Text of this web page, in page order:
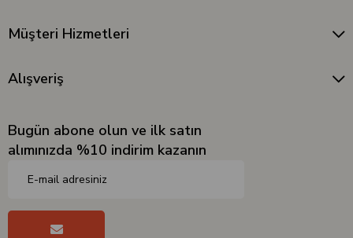
Müşteri Hizmetleri
Alışveriş
Bugün abone olun ve ilk satın
alımınızda %10 indirim kazanın